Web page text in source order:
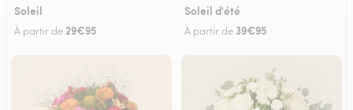
Soleil
À partir de29€95
Soleil d'été
À partir de 39€95